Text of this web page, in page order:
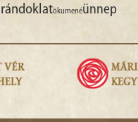
ökumenéünnep